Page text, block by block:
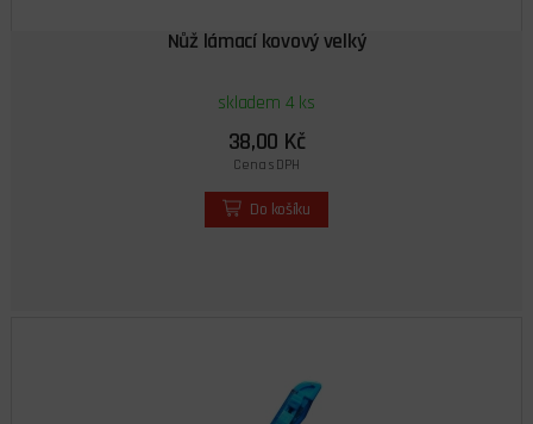
Nůž lámací kovový velký
skladem 4 ks
38,00 Kč
Cena s DPH
Do košíku